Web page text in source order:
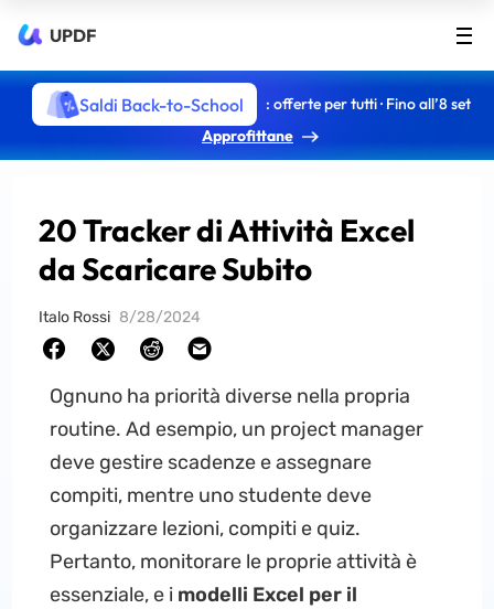
UPDF
Saldi Back-to-School
: offerte per tutti · Fino all’8 set
Approfittane
20 Tracker di Attività Excel
da Scaricare Subito
Italo Rossi 8/28/2024
Ognuno ha priorità diverse nella propria
routine. Ad esempio, un project manager
deve gestire scadenze e assegnare
compiti, mentre uno studente deve
organizzare lezioni, compiti e quiz.
Pertanto, monitorare le proprie attività è
essenziale, e i modelli Excel per il